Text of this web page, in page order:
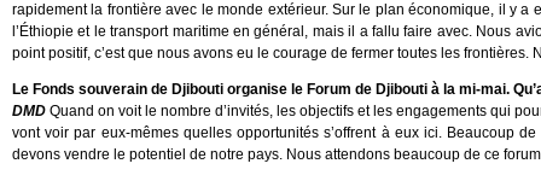
rapidement la frontière avec le monde extérieur. Sur le plan économique, il y a
l’Éthiopie et le transport maritime en général, mais il a fallu faire avec. Nous
point positif, c’est que nous avons eu le courage de fermer toutes les
Le Fonds souverain de Djibouti organise le Forum de Djibouti à la mi-mai.
DMD Quand on voit le nombre d’invités, les objectifs et les engagements qui
vont voir par eux-mêmes quelles opportunités s’offrent à eux ici. Beaucoup
devons vendre le potentiel de notre pays. Nous attendons beaucoup de ce